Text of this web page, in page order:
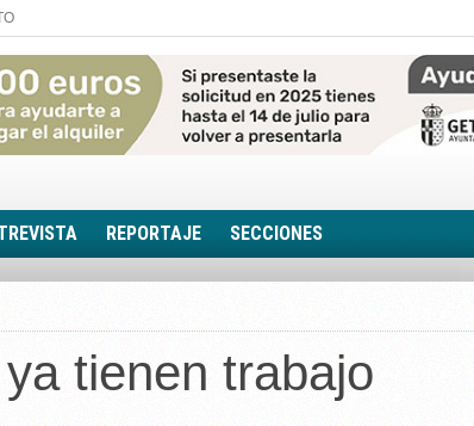
REPORTAJE SECCIONES
FOTONOTICIA
LOOK TOTAL
RINCÓN PSICOLÓGICO
tienen trabajo